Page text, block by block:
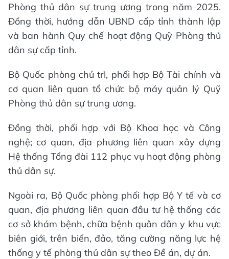
Phòng thủ dân sự trung ương trong năm 2025.
Đồng thời, hướng dẫn UBND cấp tỉnh thành lập
và ban hành Quy chế hoạt động Quỹ Phòng thủ
dân sự cấp tỉnh.
Bộ Quốc phòng chủ trì, phối hợp Bộ Tài chính và
cơ quan liên quan tổ chức bộ máy quản lý Quỹ
Phòng thủ dân sự trung ương.
Đồng thời, phối hợp với Bộ Khoa học và Công
nghệ; cơ quan, địa phương liên quan xây dựng
Hệ thống Tổng đài 112 phục vụ hoạt động phòng
thủ dân sự.
Ngoài ra, Bộ Quốc phòng phối hợp Bộ Y tế và cơ
quan, địa phương liên quan đầu tư hệ thống các
cơ sở khám bệnh, chữa bệnh quân dân y khu vực
biên giới, trên biển, đảo, tăng cường năng lực hệ
thống y tế phòng thủ dân sự theo Đề án, dự án.